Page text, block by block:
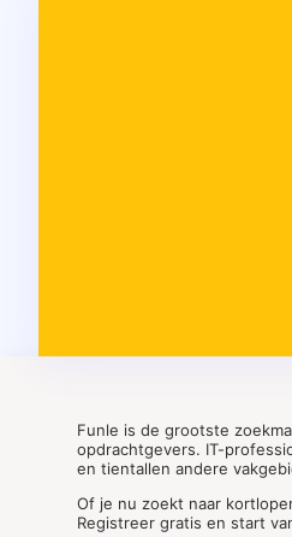
Funle is de grootste
opdrachtgevers. IT-
en tientallen andere
Of je nu zoekt naar
Registreer gratis en start